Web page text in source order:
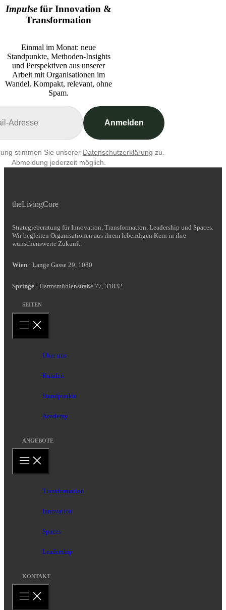
Impulse für Innovation &
Transformation
Einmal im Monat: neue
Standpunkte, Methoden-Insights
und Perspektiven aus unserer
Arbeit mit Organisationen im
Wandel. Kompakt, relevant, ohne
Spam.
Anmelden
stimmen Sie unserer Datenschutzerklärung zu.
Abmeldung jederzeit möglich.
theLivingCore
Strategieberatung für Innovation, Transformation, Leadership und Spaces.
Wir begleiten Organisationen aus ihrem lebendigen Kern in ihre
wünschenswerte Zukunft.
Wien · Lange Gasse 29, 1080
Springe · Harmsmühlenstraße 77, 31832
SEITEN
Über uns
Kunden
Standpunkte
Academy
ANGEBOTE
Transformation
Innovation
Spaces
Leadership
KONTAKT